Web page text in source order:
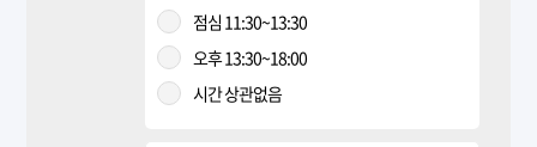
점심 11:30~13:30
오후 13:30~18:00
시간 상관없음